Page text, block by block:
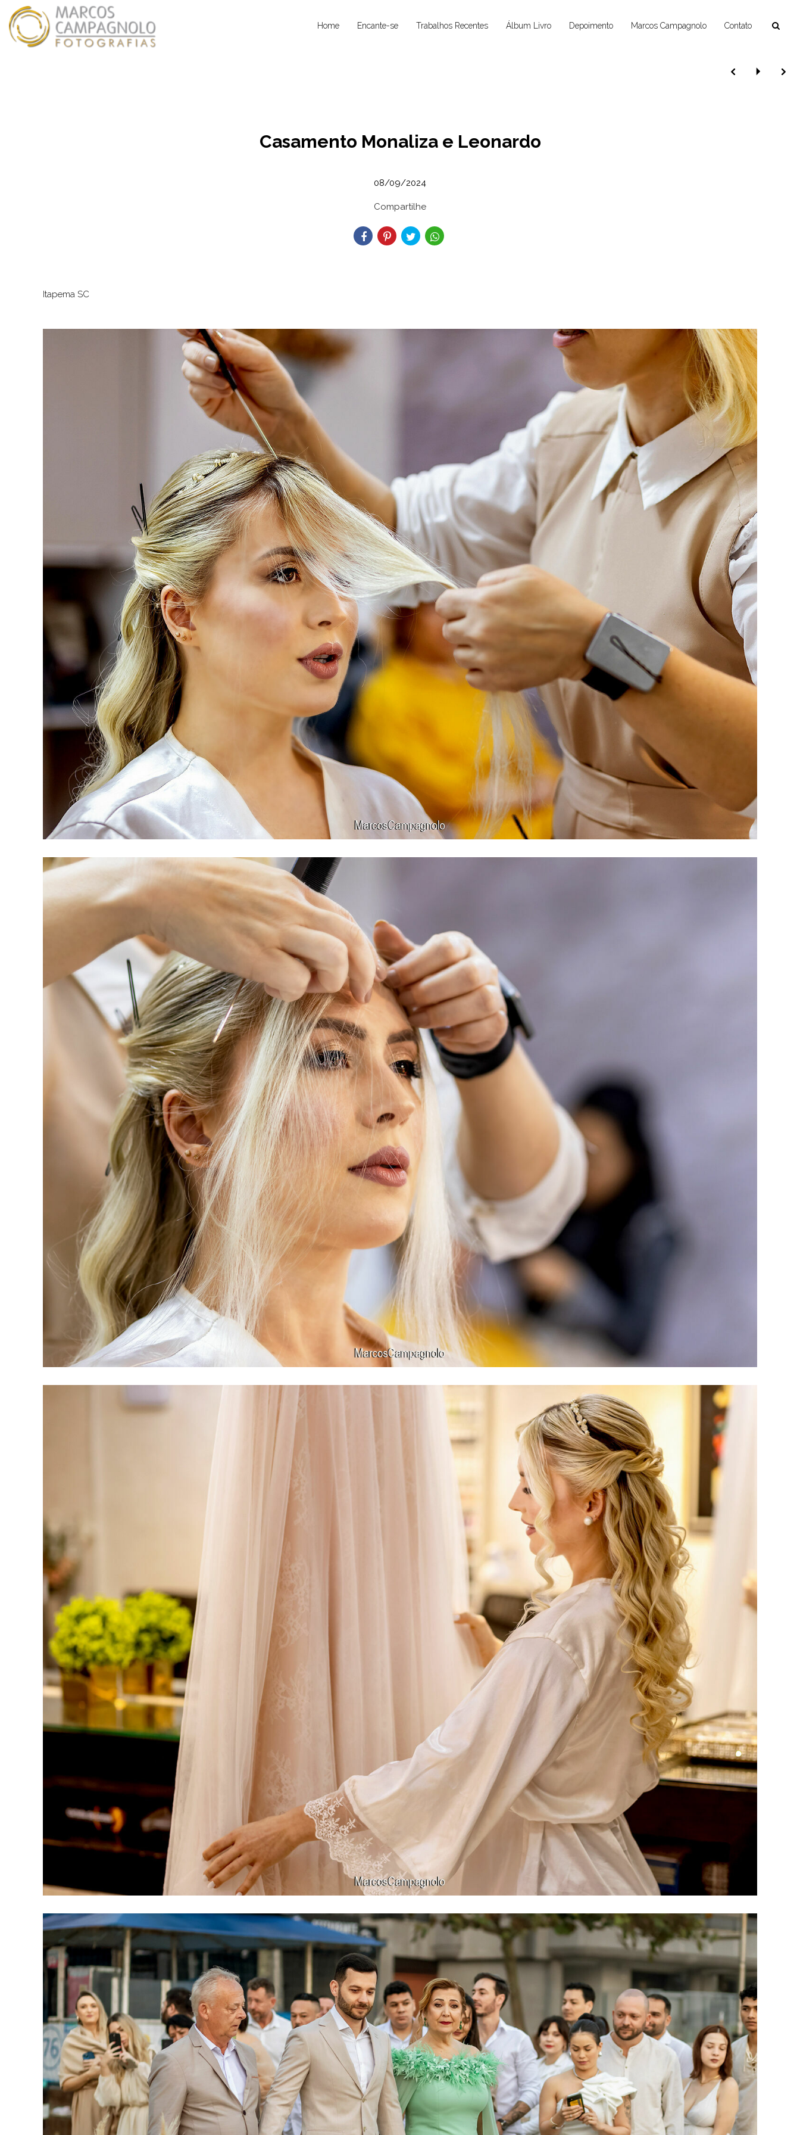
Home Encante-se Trabalhos Recentes Álbum Livro Depoimento Marcos Campagnolo Contato
Casamento Monaliza e Leonardo
08/09/2024
Compartilhe
Itapema SC